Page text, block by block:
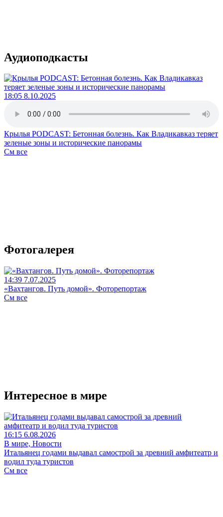
Аудиоподкасты
18:05 8.10.2025
Крылья PODCAST: Бетонная болезнь. Как Владикавказ теряет
зеленые зоны и исторические панорамы
См все
Фотогалерея
14:39 7.07.2025
«Вахтангов. Путь домой». Фоторепортаж
См все
Интересное в мире
16:15 6.08.2026
В мире, Новости
Итальянец годами выдавал самострой за древний амфитеатр и
водил туда туристов
См все